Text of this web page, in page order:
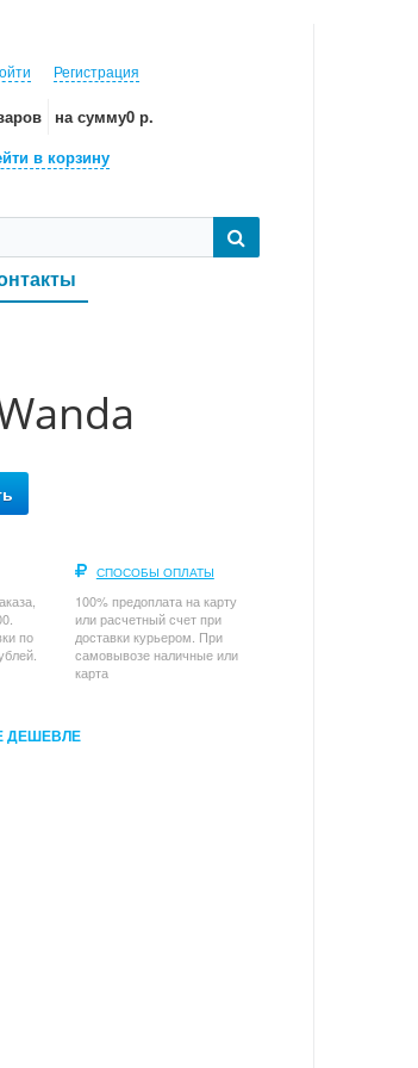
Регистрация
на сумму0 р.
в корзину
по
СПОСОБЫ ОПЛАТЫ
100% предоплата на карту
или расчетный счет при
доставки курьером. При
самовывозе наличные или
карта
ДЕШЕВЛЕ